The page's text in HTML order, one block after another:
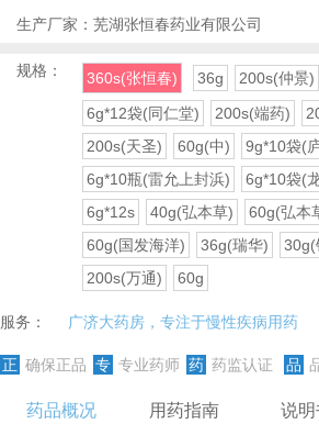
生产厂家： 芜湖张恒春药业有限公司
规格： 360s(张恒春) 36g 200s(仲景)
6g*12袋(同仁堂)
200s(端药)
200s(天圣)
60g(中)
9g*10袋(
6g*10瓶(雷允上封浜)
6g*10袋(
6g*12s
40g(弘本草) 60g(弘本
60g(国发海洋)
36g(瑞华)
30g(
200s(万通)
60g
服务： 广济大药房，专注于慢性疾病用药
正 确保正品 专 专业药师 药 药监认证 品
药品概况 用药指南 说明